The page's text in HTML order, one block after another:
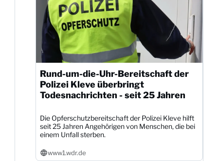
Rund-um-die-Uhr-Bereitschaft der
Polizei Kleve überbringt
Todesnachrichten - seit 25 Jahren
Die Opferschutzbereitschaft der Polizei Kleve hilft
seit 25 Jahren Angehörigen von Menschen, die bei
einem Unfall sterben.
www1.wdr.de